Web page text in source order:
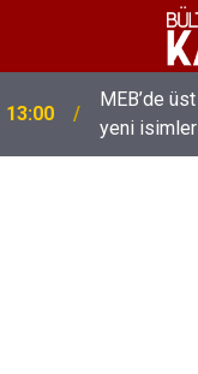
13:00
MEB’de
yeni isimler